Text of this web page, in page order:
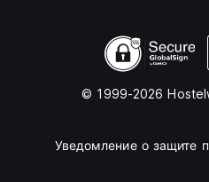
© 1999-2026
Уведомление о защите